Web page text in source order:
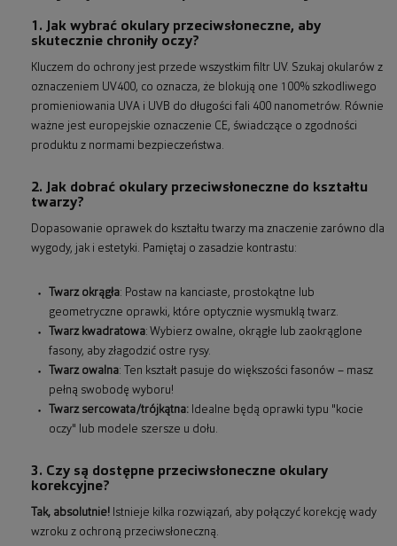
1. Jak wybrać okulary przeciwsłoneczne, aby
skutecznie chroniły oczy?
Kluczem do ochrony jest przede wszystkim filtr UV. Szukaj okularów z
oznaczeniem UV400, co oznacza, że blokują one 100% szkodliwego
promieniowania UVA i UVB do długości fali 400 nanometrów. Równie
ważne jest europejskie oznaczenie CE, świadczące o zgodności
produktu z normami bezpieczeństwa.
2. Jak dobrać okulary przeciwsłoneczne do kształtu
twarzy?
Dopasowanie oprawek do kształtu twarzy ma znaczenie zarówno dla
wygody, jak i estetyki. Pamiętaj o zasadzie kontrastu:
Twarz okrągła: Postaw na kanciaste, prostokątne lub
geometryczne oprawki, które optycznie wysmuklą twarz.
Twarz kwadratowa: Wybierz owalne, okrągłe lub zaokrąglone
fasony, aby złagodzić ostre rysy.
Twarz owalna: Ten kształt pasuje do większości fasonów – masz
pełną swobodę wyboru!
Twarz sercowata/trójkątna: Idealne będą oprawki typu "kocie
oczy" lub modele szersze u dołu.
3. Czy są dostępne przeciwsłoneczne okulary
korekcyjne?
Tak, absolutnie! Istnieje kilka rozwiązań, aby połączyć korekcję wady
wzroku z ochroną przeciwsłoneczną.